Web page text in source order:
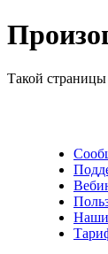
Такой страницы
Наши